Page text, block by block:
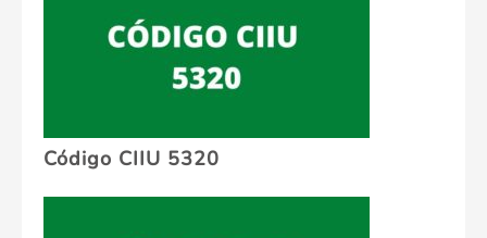
Código CIIU 5320